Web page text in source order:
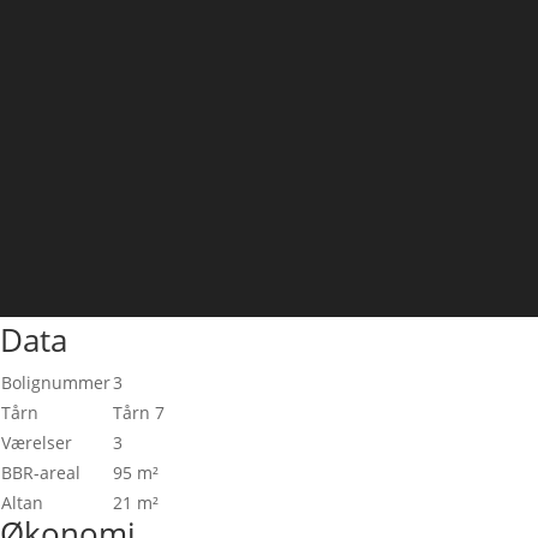
Data
Bolignummer3
Tårn
Tårn 7
Værelser
3
BBR-areal
95 m²
Altan
21 m²